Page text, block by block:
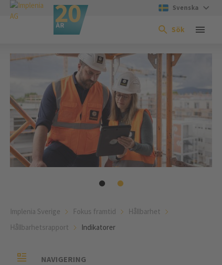
Svenska
Sök
Implenia Sverige Fokus framtid
Hållbarhet
Hållbarhetsrapport
Indikatorer
NAVIGERING